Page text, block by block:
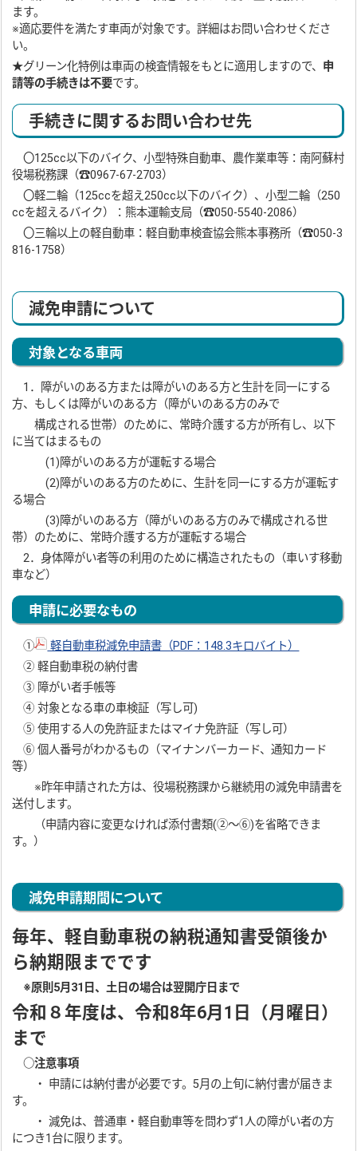
ます。
※適応要件を満たす車両が対象です。詳細はお問い合わせくださ
い。
★グリーン化特例は車両の検査情報をもとに適用しますので、 申
請等の手続きは不要です。
手続きに関するお問い合わせ先
〇125cc以下のバイク、小型特殊自動車、農作業車等：南阿蘇村
役場税務課（☎0967-67-2703）
〇軽二輪（125ccを超え250cc以下のバイク）、小型二輪（250
ccを超えるバイク）：熊本運輸支局（☎050-5540-2086）
〇三輪以上の軽自動車：軽自動車検査協会熊本事務所（☎050-3
816-1758）
減免申請について
対象となる車両
1．障がいのある方または障がいのある方と生計を同一にする
方、もしくは障がいのある方（障がいのある方のみで
構成される世帯）のために、常時介護する方が所有し、以下
に当てはまるもの
(1)障がいのある方が運転する場合
(2)障がいのある方のために、生計を同一にする方が運転す
る場合
(3)障がいのある方（障がいのある方のみで構成される世
帯）のために、常時介護する方が運転する場合
2．身体障がい者等の利用のために構造されたもの（車いす移動
車など）
申請に必要なもの
①
軽自動車税減免申請書（PDF：148.3キロバイト）
② 軽自動車税の納付書
③ 障がい者手帳等
④ 対象となる車の車検証（写し可)
⑤ 使用する人の免許証またはマイナ免許証（写し可）
⑥ 個人番号がわかるもの（マイナンバーカード、通知カード
等）
※昨年申請された方は、役場税務課から継続用の減免申請書を
送付します。
（申請内容に変更なければ添付書類(②～⑥)を省略できま
す。）
減免申請期間について
毎年、軽自動車税の納税通知書受領後か
ら納期限までです
※原則5月31日、土日の場合は翌開庁日まで
令和８年度は、令和8年6月1日（月曜日）
まで
○注意事項
・ 申請には納付書が必要です。5月の上旬に納付書が届きま
す。
・ 減免は、普通車・軽自動車等を問わず1人の障がい者の方
につき1台に限ります。